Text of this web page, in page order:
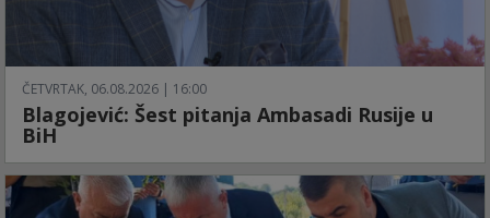
ČETVRTAK, 06.08.2026 | 16:00
Blagojević: Šest pitanja Ambasadi Rusije u
BiH